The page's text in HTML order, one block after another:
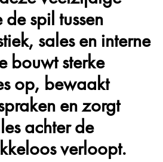
spil tussen
sales en interne
bouwt sterke
op, bewaakt
en zorgt
achter de
verloopt.